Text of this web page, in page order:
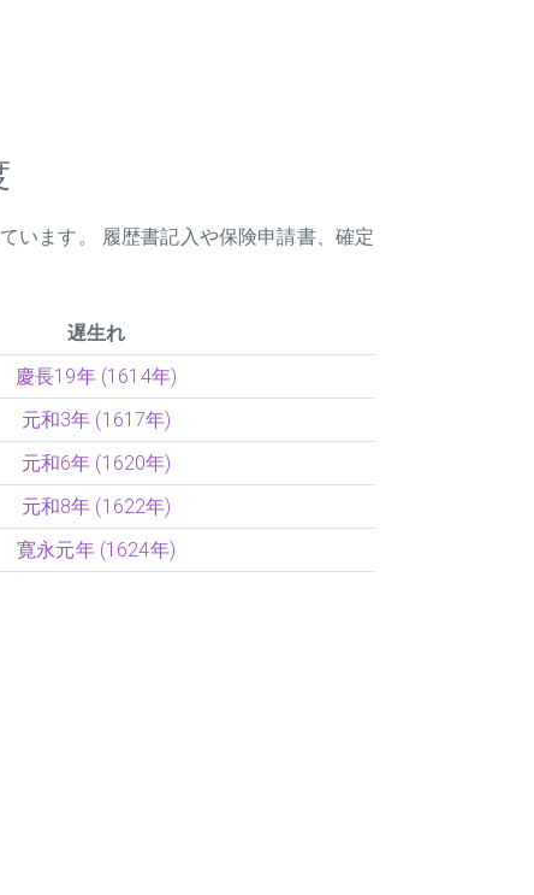
います。 履歴書記入や保険申請書、確定
遅生れ
慶長19年 (1614年)
元和3年 (1617年)
元和6年 (1620年)
元和8年 (1622年)
寛永元年 (1624年)